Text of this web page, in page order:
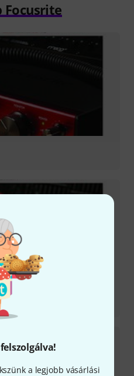
a legjobb vásárlási
Focusrite